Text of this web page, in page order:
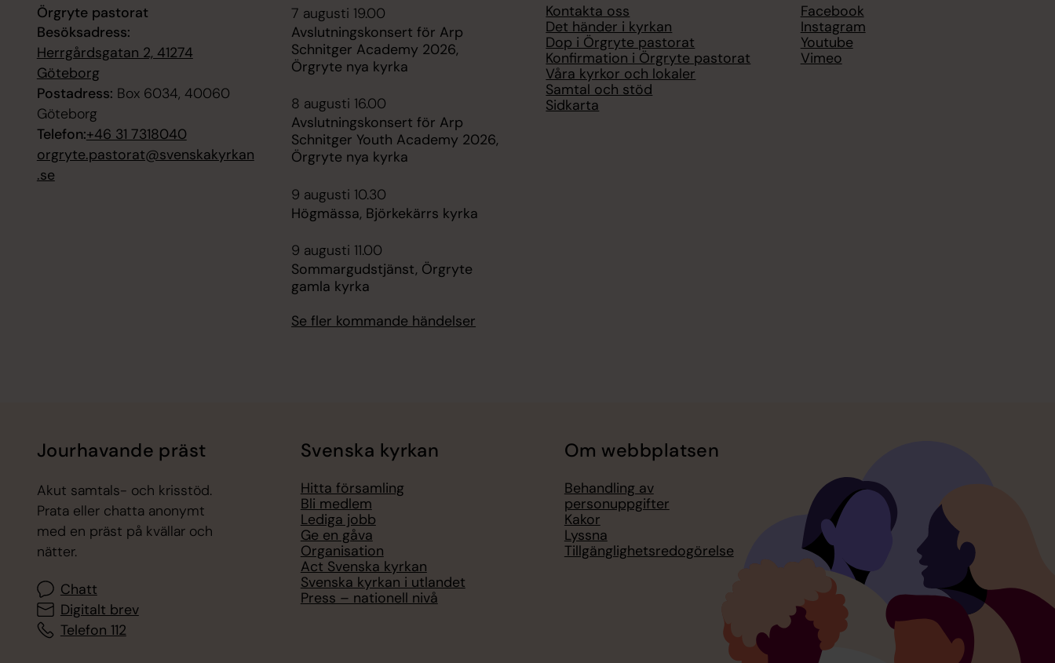
Örgryte pastorat
Besöksadress:
Herrgårdsgatan 2, 41274
Göteborg
Postadress: Box 6034, 40060
Göteborg
Telefon:+46 31 7318040
orgryte.pastorat@svenskakyrkan
.se
7 augusti 19.00
Avslutningskonsert för Arp
Schnitger Academy 2026,
Örgryte nya kyrka
8 augusti 16.00
Avslutningskonsert för Arp
Schnitger Youth Academy 2026,
Örgryte nya kyrka
9 augusti 10.30
Högmässa, Björkekärrs kyrka
9 augusti 11.00
Sommargudstjänst, Örgryte
gamla kyrka
Se fler kommande händelser
Kontakta oss
Det händer i kyrkan
Dop i Örgryte pastorat
Konfirmation i Örgryte pastorat
Våra kyrkor och lokaler
Samtal och stöd
Sidkarta
Facebook
Instagram
Youtube
Vimeo
Jourhavande präst
Akut samtals- och krisstöd.
Prata eller chatta anonymt
med en präst på kvällar och
nätter.
Chatt
Digitalt brev
Telefon 112
Svenska kyrkan
Hitta församling
Bli medlem
Lediga jobb
Ge en gåva
Organisation
Act Svenska kyrkan
Svenska kyrkan i utlandet
Press – nationell nivå
Om webbplatsen
Behandling av
personuppgifter
Kakor
Lyssna
Tillgänglighetsredogörelse